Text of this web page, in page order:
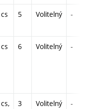
cs 5 Volitelný -
cs 6 Volitelný -
cs,
3 Volitelný -